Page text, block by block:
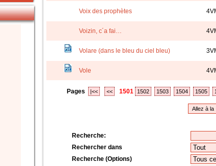
Voix des prophètes
Voizin, c´a fai…
Volare (dans le bleu du ciel bleu)
Vole
Pages |<< << 1501 1502 1503 1504 1505
Recherche:
Rechercher dans
Recherche (Options)